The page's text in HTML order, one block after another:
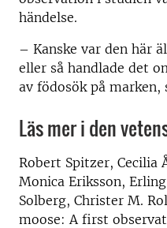
händelse.
– Kanske var den här
eller så handlade det
av födosök på marken,
Läs mer i den
Robert Spitzer, Cecilia
Monica Eriksson,
Solberg, Christer M.
moose: A first